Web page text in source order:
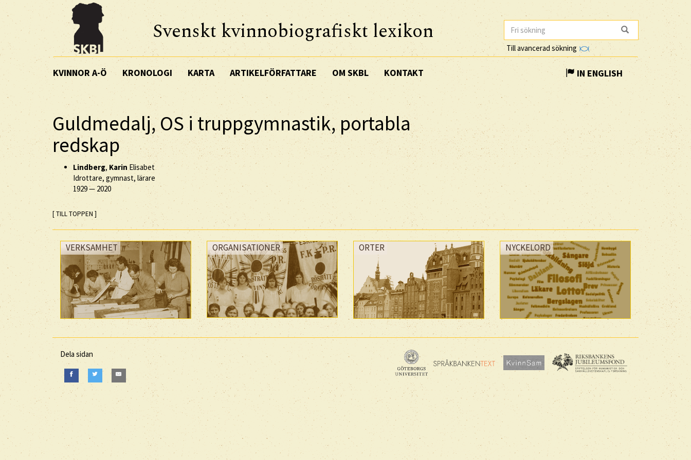
Svenskt kvinnobiografiskt lexikon
Till avancerad sökning
KVINNOR A-Ö KRONOLOGI KARTA ARTIKELFÖRFATTARE OM SKBL KONTAKT IN ENGLISH
Guldmedalj, OS i truppgymnastik, portabla
redskap
Lindberg, Karin Elisabet
Idrottare, gymnast, lärare
1929— 2020
[ TILL TOPPEN ]
VERKSAMHET ORGANISATIONER ORTER NYCKELORD
Dela sidan